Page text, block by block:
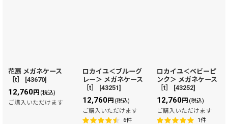
花扇 メガネケース
［t］
[43670]
12,760円 (税込)
ご購入いただけます
ロカイユ＜ブルーグ
レー＞ メガネケース
［t］
[43251]
12,760円 (税込)
ご購入いただけます
6件
ロカイユ＜ベビーピ
ンク＞ メガネケース
［t］
[43252]
12,760円 (税込)
ご購入いただけます
1件